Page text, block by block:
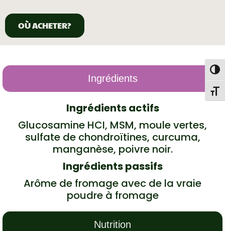
OÙ ACHETER?
Ingrédients
Nutrition
Ingrédients actifs
Glucosamine HCI, MSM, moule vertes,
sulfate de chondroïtines, curcuma,
manganèse, poivre noir.
Ingrédients passifs
Arôme de fromage avec de la vraie
poudre à fromage